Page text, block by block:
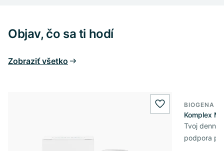
Objav, čo sa ti hodí
Zobraziť všetko
wishlist.add
BIOGENA
Komplex
Tvoj denný
podpora